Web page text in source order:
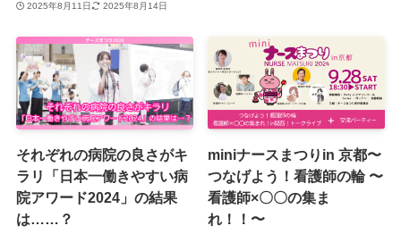
2025年8月11日 2025年8月14日
それぞれの病院の良さがキ
ラリ「日本一働きやすい病
院アワード2024」の結果
は……？
miniナースまつりin 京都〜
つなげよう！看護師の輪 〜
看護師×〇〇の集ま
れ！！〜